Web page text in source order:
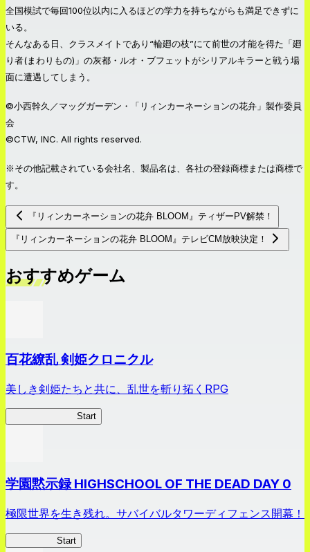
全国模試で毎回100位以内に入るほどの学力を持ちながらも満足できずに
いる。
そんなある日、クラスメイトであり“輪廻の枝”にて前世の才能を得た「廻
り者(まわりもの)」の灰都・ルオ・ブフェットがシリアルキラーと戦う場
面に遭遇してしまう。
©小西幹久／マッグガーデン・「リィンカーネーションの花弁」製作委員
会
©CTW, INC. All rights reserved.
※その他記載されている会社名、製品名は、各社の登録商標または商標で
す。
『リィンカーネーションの花弁 BLOOM』ティザーPV解禁！
『リィンカーネーションの花弁 BLOOM』テレビCM放映決定！
おすすめゲーム
百花繚乱 剣姫クロニクル
美しき剣姫たちと共に、乱世を斬り拓くRPG
Start
学園黙示録 HIGHSCHOOL OF THE DEAD DAY 0
極限世界を生き残れ。サバイバルタワーディフェンス開幕！
Start